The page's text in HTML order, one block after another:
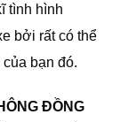
tình hình
bởi rất có thể
bạn đó.
ĐỒNG